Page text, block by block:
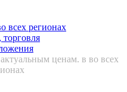
всех регионах
торговля
ценам. в во всех